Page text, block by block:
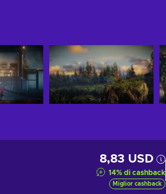
8,83 USD
14% di cashback
Miglior cashback